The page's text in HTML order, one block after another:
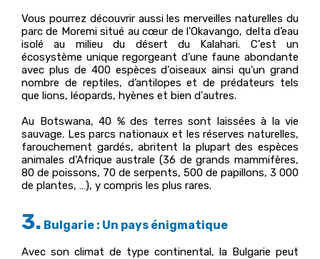
Vous pourrez découvrir aussi les merveilles naturelles du
parc de Moremi situé au cœur de l'Okavango, delta d’eau
isolé au milieu du désert du Kalahari. C'est un
écosystème unique regorgeant d'une faune abondante
avec plus de 400 espèces d'oiseaux ainsi qu'un grand
nombre de reptiles, d’antilopes et de prédateurs tels
que lions, léopards, hyènes et bien d'autres.
Au Botswana, 40 % des terres sont laissées à la vie
sauvage. Les parcs nationaux et les réserves naturelles,
farouchement gardés, abritent la plupart des espèces
animales d'Afrique australe (36 de grands mammifères,
80 de poissons, 70 de serpents, 500 de papillons, 3 000
de plantes, …), y compris les plus rares.
3. Bulgarie : Un pays énigmatique
Avec son climat de type continental, la Bulgarie peut